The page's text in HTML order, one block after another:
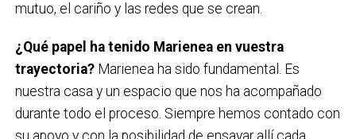
mutuo, el cariño y las redes que se crean.
¿Qué papel ha tenido Marienea en vuestra
trayectoria? Marienea ha sido fundamental. Es
nuestra casa y un espacio que nos ha acompañado
durante todo el proceso. Siempre hemos contado con